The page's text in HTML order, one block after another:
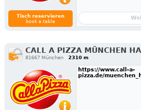
Tisch reservieren
book a table
CALL A PIZZA MÜNCHEN
81667 München 2310 m
https://www.call-a-
pizza.de/